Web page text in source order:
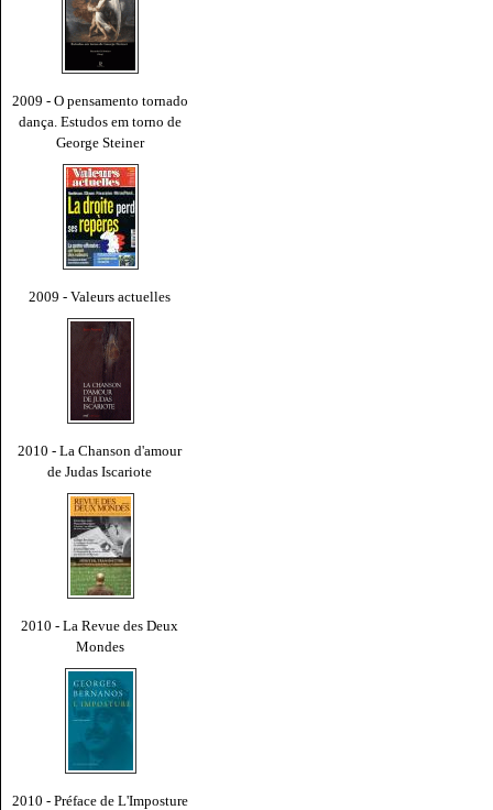
2009 - O pensamento tornado
dança. Estudos em torno de
George Steiner
2009 - Valeurs actuelles
2010 - La Chanson d'amour
de Judas Iscariote
2010 - La Revue des Deux
Mondes
2010 - Préface de L'Imposture